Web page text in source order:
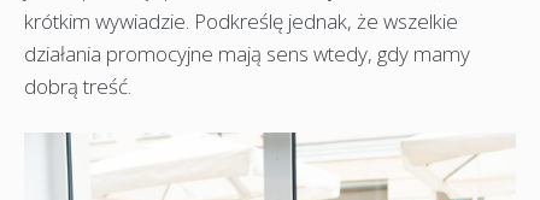
krótkim wywiadzie. Podkreślę jednak, że wszelkie
działania promocyjne mają sens wtedy, gdy mamy
dobrą treść.